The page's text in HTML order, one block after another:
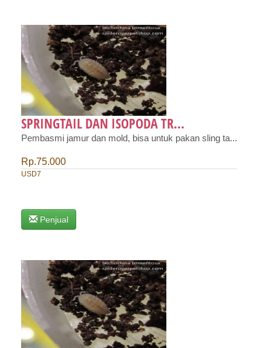
SPRINGTAIL DAN ISOPODA TR...
Pembasmi jamur dan mold, bisa untuk pakan sling ta...
Rp.75.000
USD7
Penjual